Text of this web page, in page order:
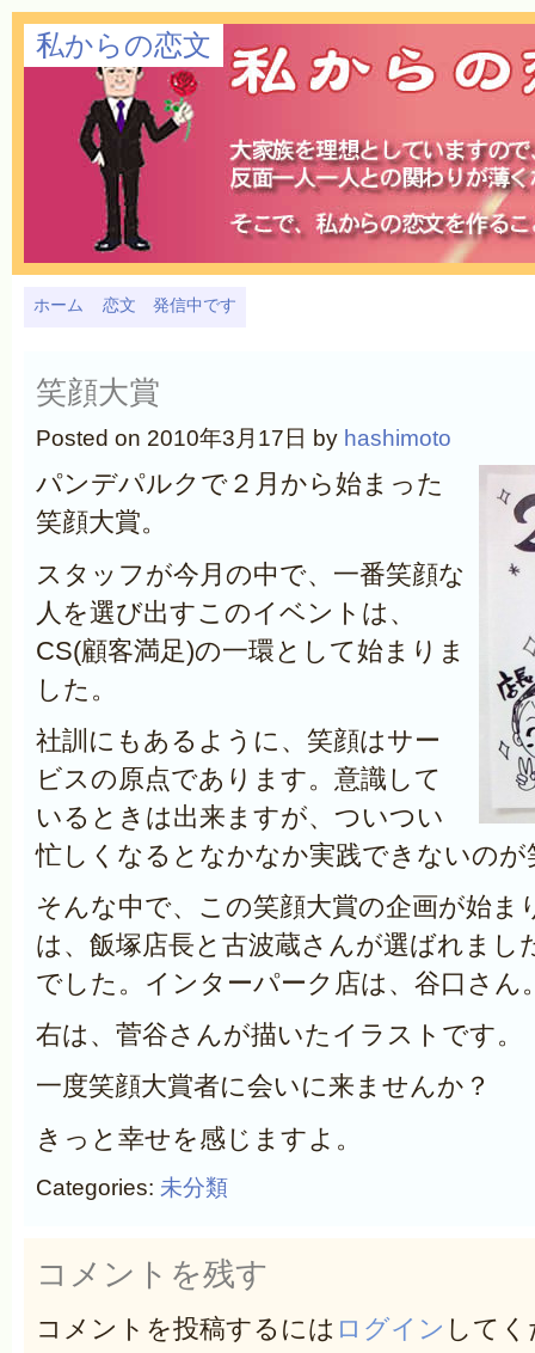
私からの恋文
ホーム 恋文 発信中です
笑顔大賞
Posted on 2010年3月17日 by hashimoto
パンデパルクで２月から始まった
笑顔大賞。
スタッフが今月の中で、一番笑顔な
人を選び出すこのイベントは、
CS(顧客満足)の一環として始まりま
した。
社訓にもあるように、笑顔はサー
ビスの原点であります。意識して
いるときは出来ますが、ついつい
忙しくなるとなかなか実践できないのが
そんな中で、この笑顔大賞の企画が始ま
は、飯塚店長と古波蔵さんが選ばれまし
でした。インターパーク店は、谷口さん
右は、菅谷さんが描いたイラストです。
一度笑顔大賞者に会いに来ませんか？
きっと幸せを感じますよ。
Categories: 未分類
コメントを残す
コメントを投稿するには ログイン して